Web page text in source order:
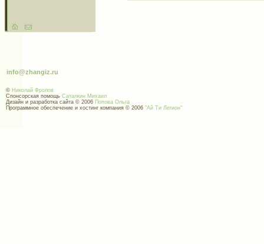
info@zhangiz.ru
© Николай Фролов
Спонсорская помощь Саталкин Михаил
Дизайн и разработка сайта © 2006 Попова Ольга
Программное обеспечение и хостинг компания © 2006 "Ай Ти Легион"